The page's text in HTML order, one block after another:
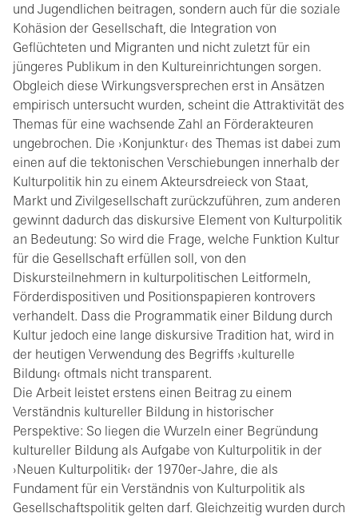
und Jugendlichen beitragen, sondern auch für die soziale
Kohäsion der Gesellschaft, die Integration von
Geflüchteten und Migranten und nicht zuletzt für ein
jüngeres Publikum in den Kultureinrichtungen sorgen.
Obgleich diese Wirkungsversprechen erst in Ansätzen
empirisch untersucht wurden, scheint die Attraktivität des
Themas für eine wachsende Zahl an Förderakteuren
ungebrochen. Die ›Konjunktur‹ des Themas ist dabei zum
einen auf die tektonischen Verschiebungen innerhalb der
Kulturpolitik hin zu einem Akteursdreieck von Staat,
Markt und Zivilgesellschaft zurückzuführen, zum anderen
gewinnt dadurch das diskursive Element von Kulturpolitik
an Bedeutung: So wird die Frage, welche Funktion Kultur
für die Gesellschaft erfüllen soll, von den
Diskursteilnehmern in kulturpolitischen Leitformeln,
Förderdispositiven und Positionspapieren kontrovers
verhandelt. Dass die Programmatik einer Bildung durch
Kultur jedoch eine lange diskursive Tradition hat, wird in
der heutigen Verwendung des Begriffs ›kulturelle
Bildung‹ oftmals nicht transparent.
Die Arbeit leistet erstens einen Beitrag zu einem
Verständnis kultureller Bildung in historischer
Perspektive: So liegen die Wurzeln einer Begründung
kultureller Bildung als Aufgabe von Kulturpolitik in der
›Neuen Kulturpolitik‹ der 1970er-Jahre, die als
Fundament für ein Verständnis von Kulturpolitik als
Gesellschaftspolitik gelten darf. Gleichzeitig wurden durch